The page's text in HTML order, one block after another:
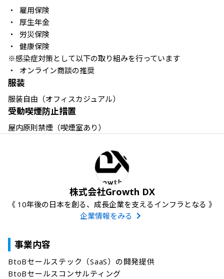
・ 雇用保険
・ 厚生年金
・ 労災保険
・ 健康保険
※感染症対策として以下の取り組みを行っています
服装
服装自由（オフィスカジュアル）
受動喫煙防止措置
屋内原則禁煙（喫煙室あり）
株式会社Growth DX
《 10年後の日本を創る、成長企業を支えるインフラとなる 》
企業情報をみる
事業内容
BtoBセールステック（SaaS）の開発提供
BtoBセールスコンサルティング